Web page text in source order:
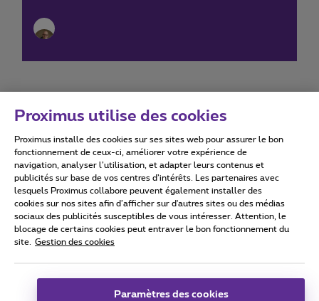
Conditions d'utilisation Accessibility statement
Tous droits réservés. © 2026
Conditions générales, info consommateur
Coordonnées de l’entreprise
Proximus utilise des cookies
Proximus installe des cookies sur ses sites web pour assurer le bon
fonctionnement de ceux-ci, améliorer votre expérience de
navigation, analyser l’utilisation, et adapter leurs contenus et
publicités sur base de vos centres d’intérêts. Les partenaires avec
lesquels Proximus collabore peuvent également installer des
cookies sur nos sites afin d’afficher sur d'autres sites ou des médias
sociaux des publicités susceptibles de vous intéresser. Attention, le
blocage de certains cookies peut entraver le bon fonctionnement du
site.
Gestion des cookies
Paramètres des cookies